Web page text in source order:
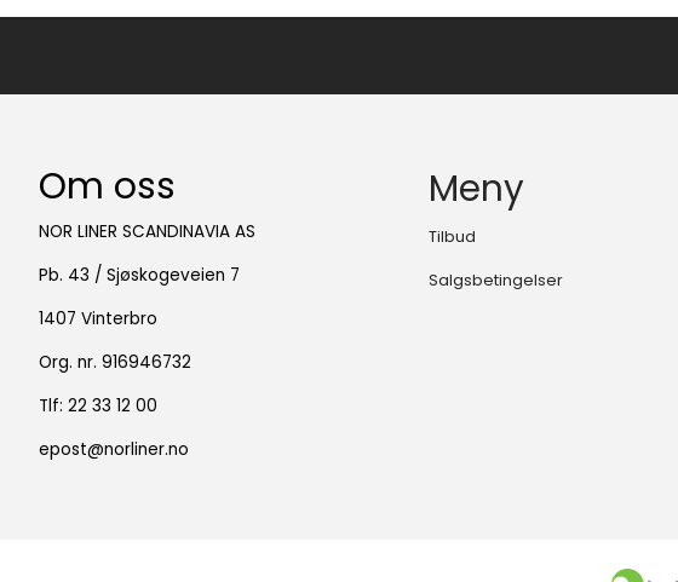
Om oss
NOR LINER SCANDINAVIA AS
Pb. 43 / Sjøskogeveien 7
1407 Vinterbro
Org. nr. 916946732
Tlf: 22 33 12 00
epost@norliner.no
Meny
Tilbud
Salgsbetingelser